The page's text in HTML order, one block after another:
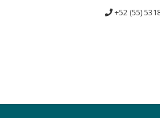
+52 (55)